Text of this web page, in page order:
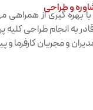
و طراحی
بهره گیری از همراهی
به انجام طراحی کلیه
و مجریان کارفرما و